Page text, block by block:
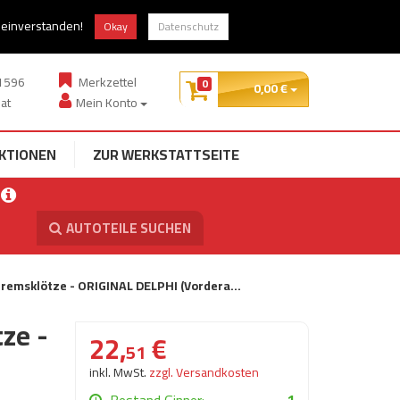
Okay Datenschutz
Guter Preis, gute Qualität
Merkzettel
Mein Konto
0 0,00€
ZUR WERKSTATTSEITE
AUTOTEILE SUCHEN
- ORIGINAL DELPHI (Vordera…
- 22,51 €
inkl. MwSt.zzgl. Versandkosten